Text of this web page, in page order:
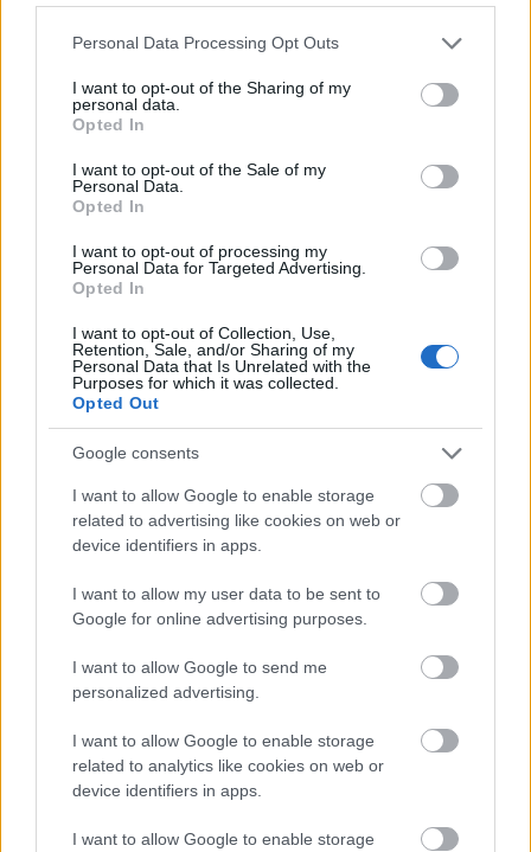
Please note that this website/app uses one or more Google
not limited to your visit or usage behaviour. You may click to
grant or deny consent to Google and its third-party tags to
use your data for below specified purposes in below Google
consent section.
Personal Data Processing Opt Outs
I want to opt-out of the Sharing of my
personal data.
Opted In
I want to opt-out of the Sale of my
Personal Data.
Opted In
I want to opt-out of processing my
Personal Data for Targeted Advertising.
Opted In
I want to opt-out of Collection, Use,
Retention, Sale, and/or Sharing of my
Personal Data that Is Unrelated with the
Purposes for which it was collected.
Opted Out
Google consents
I want to allow Google to enable storage
related to advertising like cookies on web or
device identifiers in apps.
I want to allow my user data to be sent to
Google for online advertising purposes.
I want to allow Google to send me
personalized advertising.
I want to allow Google to enable storage
related to analytics like cookies on web or
device identifiers in apps.
I want to allow Google to enable storage
Jellemző aromák: lágy ásványosság, gyógyfüvek,
édesgyökér, macskagyökér, citrusok
Tramini
Jellemző aromák: rózsa, licsi, citrusok, enyhe
Muskotályok (sárgamuskotály, ottonel
muskotály)
Jellemző aromák: parfümös jegyek, méz, rózsa,
kajszibarack, őszibarack
Irsai olivér
Jellemző aromák: muskotályos jegyek, szőlőaroma,
körte, friss citrusok
Cserszegi fűszeres
Jellemző aromák: muskotályos jegyek, bodza,
Testes, fahordós érlelésű fehérborok
Jellemző aromák: vanília, kókusz, toast, ananász,
édes citrusok, sárgadinnye, zöldalma, finom
Olaszrizling:
Jellemző aromák: ásványosság, keserűmandula,
méz, fehérvirágok, zöldfűszerek, őszibarack,
petrolosság.
Furmint